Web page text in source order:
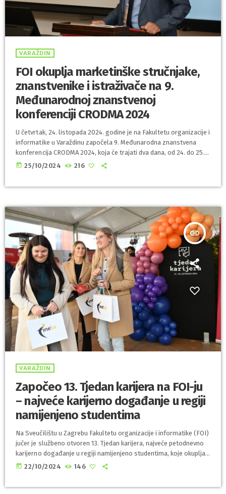
VARAŽDIN
FOI okuplja marketinške stručnjake,
znanstvenike i istraživače na 9.
Međunarodnoj znanstvenoj
konferenciji CRODMA 2024
U četvrtak, 24. listopada 2024. godine je na Fakultetu organizacije i
informatike u Varaždinu započela 9. Međunarodna znanstvena
konferencija CRODMA 2024, koja će trajati dva dana, od 24. do 25.
listopada 2024. Konferenciju organizira Hrvatska udruga za
oko 60 […]
today 25/10/2024 216
insert_link
VARAŽDIN
Započeo 13. Tjedan karijera na FOI-ju
– najveće karijerno događanje u regiji
namijenjeno studentima
Na Sveučilištu u Zagrebu Fakultetu organizacije i informatike (FOI)
jučer je službeno otvoren 13. Tjedan karijera, najveće petodnevno
karijerno događanje u regiji namijenjeno studentima, koje okuplja
predstavnike 70-ak poduzeća iz IT-a i svijeta biznisa. Tijekom pet
today 22/10/2024 146